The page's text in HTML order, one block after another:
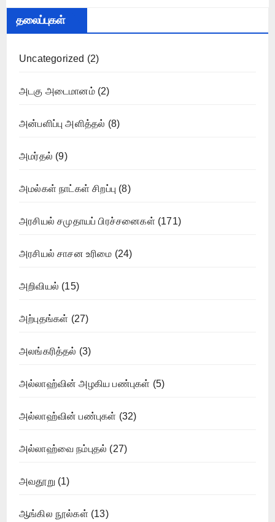
தலைப்புகள்
Uncategorized (2)
அடகு அடைமானம்(2)
அன்பளிப்பு அளித்தல் (8)
அமர்தல் (9)
அமல்கள் நாட்கள் சிறப்பு (8)
அரசியல் சமுதாயப் பிரச்சனைகள் (171)
அரசியல் சாசன உரிமை (24)
அறிவியல் (15)
அற்புதங்கள் (27)
அலங்கரித்தல் (3)
அல்லாஹ்வின் அழகிய பண்புகள் (5)
அல்லாஹ்வின் பண்புகள் (32)
அல்லாஹ்வை நம்புதல் (27)
அவதூறு (1)
ஆங்கில நூல்கள் (13)